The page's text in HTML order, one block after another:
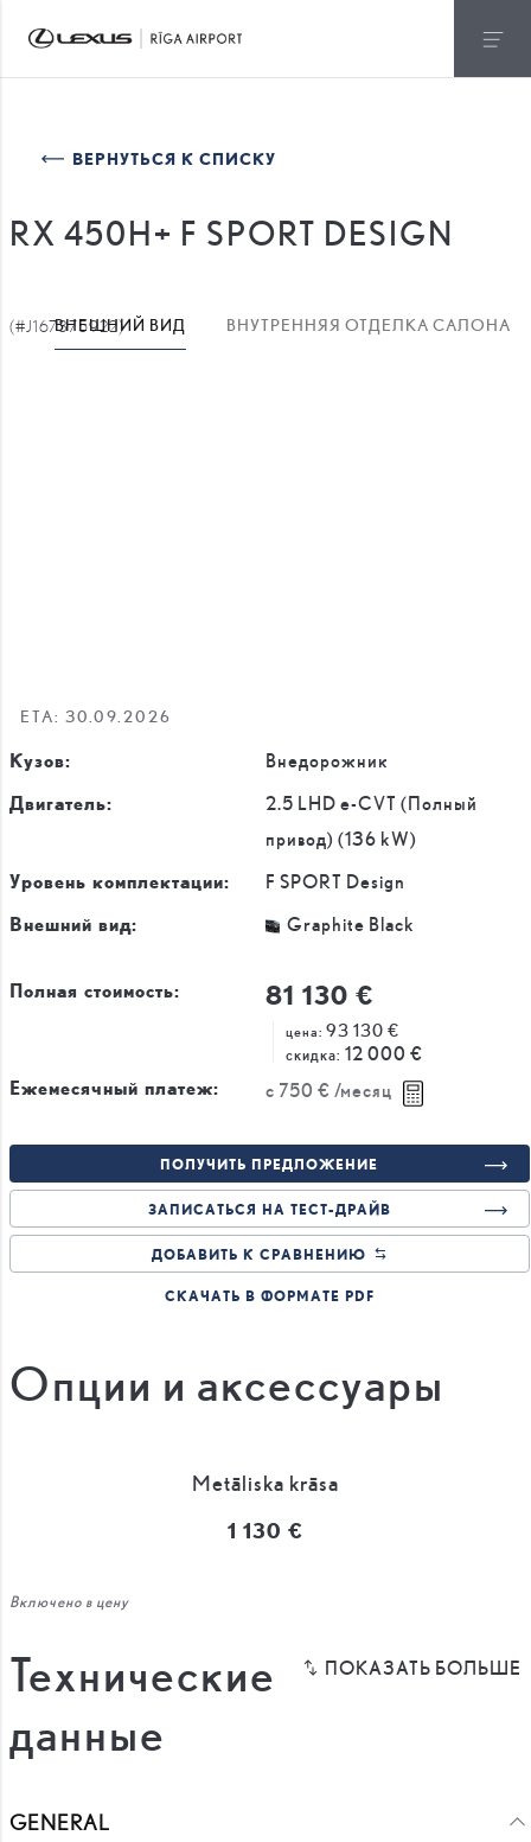
ВЕРНУТЬСЯ К СПИСКУ
RX 450H+ F SPORT DESIGN
(#J167375922)
ВНЕШНИЙ ВИД ВНУТРЕННЯЯ ОТДЕЛКА САЛОНА
ETA: 30.09.2026
Кузов:
Внедорожник
Двигатель:
2.5 LHD e-CVT (Полный
привод) (136 kW)
Уровень комплектации:
F SPORT Design
Внешний вид:
Graphite Black
Полная стоимость: 81 130 €
цена: 93 130 €
скидка: 12 000 €
Ежемесячный платеж:
с 750 € /месяц
ПОЛУЧИТЬ ПРЕДЛОЖЕНИЕ
ЗАПИСАТЬСЯ НА ТЕСТ-ДРАЙВ
ДОБАВИТЬ К СРАВНЕНИЮ
СКАЧАТЬ В ФОРМАТЕ PDF
Опции и аксессуары
Metāliska krāsa
1 130 €
Включено в цену
Технические
данные
GENERAL